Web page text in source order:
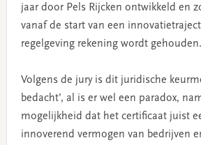
jaar door Pels Rijcken ontwikkeld en
vanaf de start van een
regelgeving rekening wordt
Volgens de jury is dit juridische
bedacht’, al is er wel een paradox,
mogelijkheid dat het certificaat juist
innoverend vermogen van bedrijven